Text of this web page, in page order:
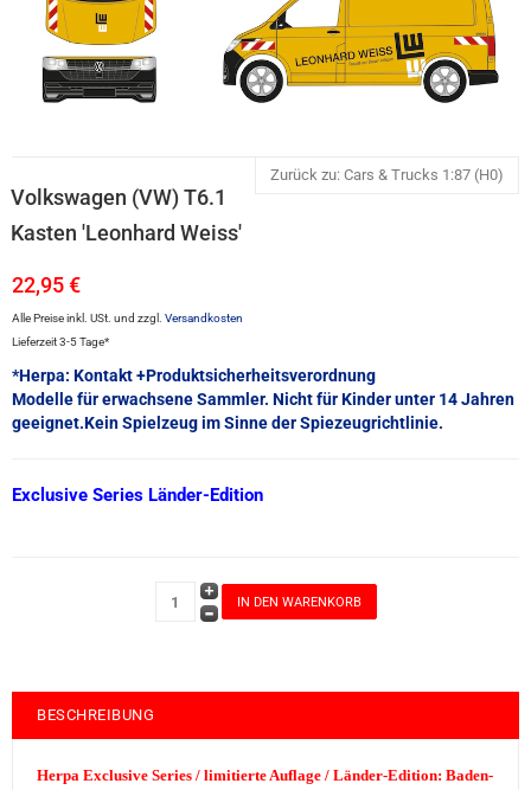
Zurück zu: Cars & Trucks 1:87 (H0)
Volkswagen (VW) T6.1
Kasten 'Leonhard Weiss'
22,95 €
Alle Preise inkl. USt. und zzgl. Versandkosten
Lieferzeit 3-5 Tage*
*Herpa: Kontakt +Produktsicherheitsverordnung
Modelle für erwachsene Sammler. Nicht für Kinder unter 14 Jahren
geeignet.Kein Spielzeug im Sinne der Spiezeugrichtlinie.
Exclusive Series Länder-Edition
BESCHREIBUNG
Herpa Exclusive Series / limitierte Auflage / Länder-Edition: Baden-